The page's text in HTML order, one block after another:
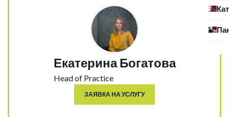
Екатерина Богатова
Head of Practice
ЗАЯВКА НА УСЛУГУ